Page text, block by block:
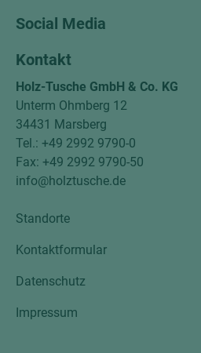
Social Media
Kontakt
Holz-Tusche GmbH & Co. KG
Unterm Ohmberg 12
34431 Marsberg
Tel.: +49 2992 9790-0
Fax: +49 2992 9790-50
info@holztusche.de
Standorte
Kontaktformular
Datenschutz
Impressum